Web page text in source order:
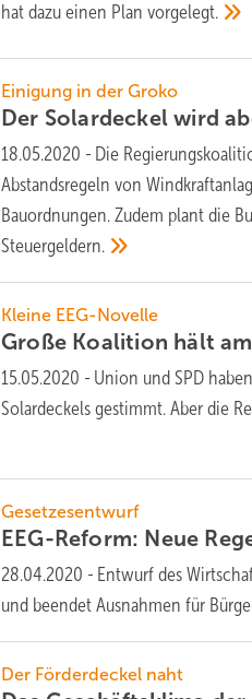
hat dazu einen Planvorgelegt.
Einigung in der Groko
Der Solardeckel wird
18.05.2020 - Die
Abstandsregeln von
Bauordnungen. Zudem plant die
Steuergeldern.
Kleine EEG-Novelle
Große Koalition hält
15.05.2020 - Union und SPD
Solardeckels gestimmt. Aber die
Gesetzesentwurf
EEG-Reform: Neue
28.04.2020 - Entwurf des
und beendet Ausnahmen für
Der Förderdeckel naht